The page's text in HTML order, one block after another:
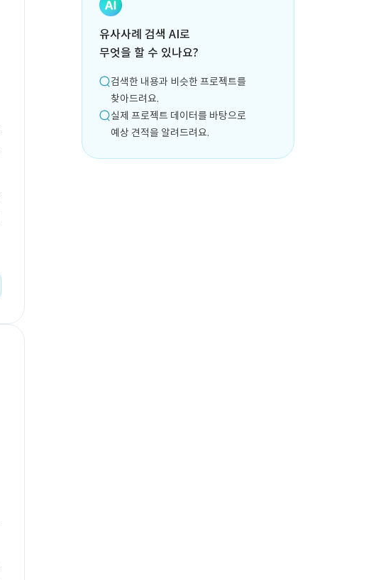
유사사례 검색 AI로
무엇을 할 수 있나요?
검색한 내용과 비슷한 프로젝트를
찾아드려요.
실제 프로젝트 데이터를 바탕으로
예상 견적을 알려드려요.